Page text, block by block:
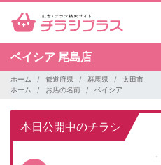
ベイシア 尾島店
ホーム 都道府県 群馬県
太田市
ホーム
お店の名前 ベイシア
本日公開中のチラシ